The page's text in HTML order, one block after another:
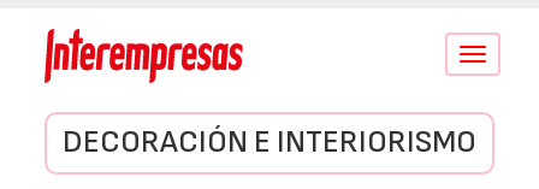
Conmutar
DECORACIÓN E INTERIORISMO